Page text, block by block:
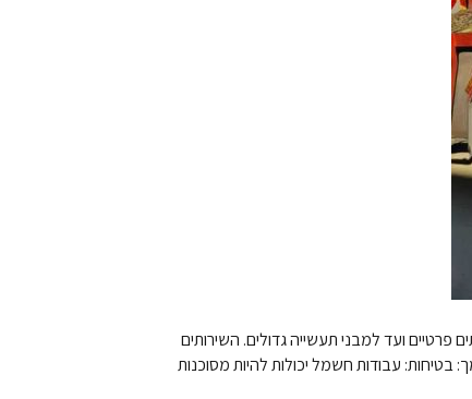
ועד למבני תעשייה גדולים. השירותים
עבודות חשמל יכולות להיות מסוכנות